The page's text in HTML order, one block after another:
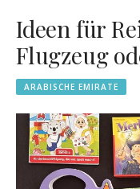
Ideen für
Flugzeug
ARABISCHE EMIRATE